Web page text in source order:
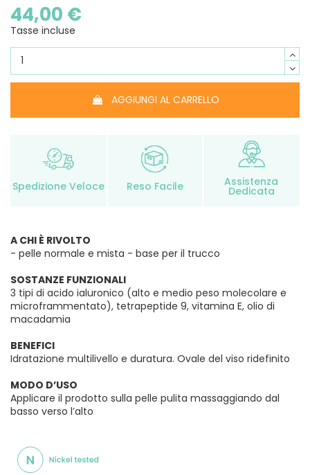
44,00 €
Tasse incluse
AGGIUNGI AL CARRELLO
Spedizione Veloce Reso Facile Assistenza
Dedicata
A CHI È RIVOLTO
- pelle normale e mista - base per il trucco
SOSTANZE FUNZIONALI
3 tipi di acido ialuronico (alto e medio peso molecolare e
microframmentato), tetrapeptide 9, vitamina E, olio di
macadamia
BENEFICI
Idratazione multilivello e duratura. Ovale del viso ridefinito
MODO D’USO
Applicare il prodotto sulla pelle pulita massaggiando dal
basso verso l’alto